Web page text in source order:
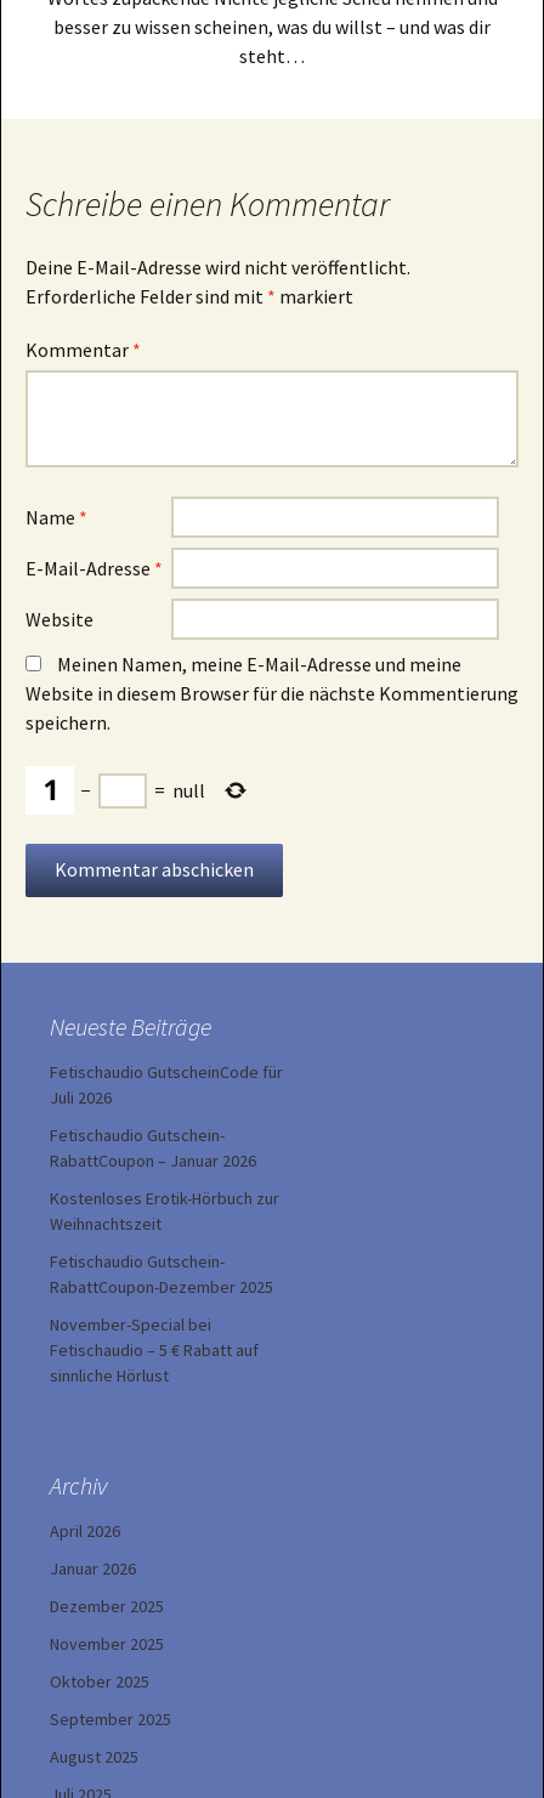
besser zu wissen scheinen, was du willst – und was dir
steht…
Schreibe einen Kommentar
Deine E-Mail-Adresse wird nicht veröffentlicht.
Erforderliche Felder sind mit * markiert
Kommentar *
Name *
E-Mail-Adresse *
Website
Meinen Namen, meine E-Mail-Adresse und meine
Website in diesem Browser für die nächste Kommentierung
speichern.
− = null
Neueste Beiträge
Fetischaudio GutscheinCode für
Juli 2026
Fetischaudio Gutschein-
RabattCoupon – Januar 2026
Kostenloses Erotik-Hörbuch zur
Weihnachtszeit
Fetischaudio Gutschein-
RabattCoupon-Dezember 2025
November-Special bei
Fetischaudio – 5 € Rabatt auf
sinnliche Hörlust
Archiv
April 2026
Januar 2026
Dezember 2025
November 2025
Oktober 2025
September 2025
August 2025